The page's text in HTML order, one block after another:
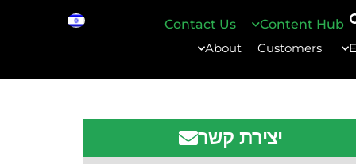
Content Hub
Contact Us
Customers
About
יצירת קשר